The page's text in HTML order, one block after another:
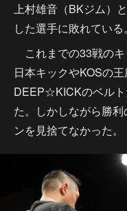
上村雄音（BKジム）
した選手に敗れている。
これまでの33戦の
日本キックやKOSの王
DEEP☆KICKのベル
た。しかしながら勝
ンを見捨てなかった。